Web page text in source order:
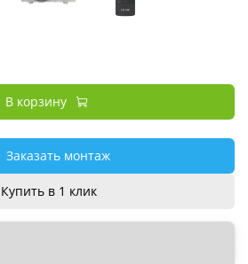
В корзину
Заказать монтаж
Купить в 1 клик